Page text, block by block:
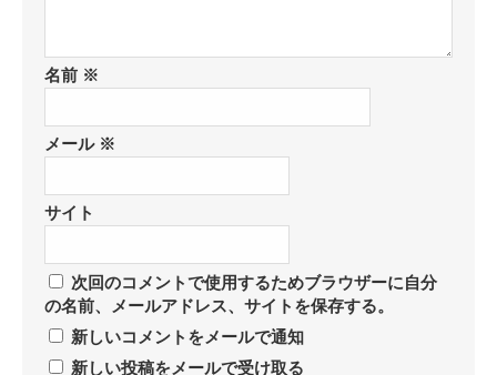
名前 ※
メール ※
サイト
次回のコメントで使用するためブラウザーに自分
の名前、メールアドレス、サイトを保存する。
新しいコメントをメールで通知
新しい投稿をメールで受け取る